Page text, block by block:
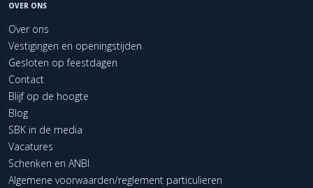
OVER ONS
Over ons
Vestigingen en openingstijden
Gesloten op feestdagen
Contact
Blijf op de hoogte
Blog
SBK in de media
Vacatures
Schenken en ANBI
Algemene voorwaarden/reglement particulieren